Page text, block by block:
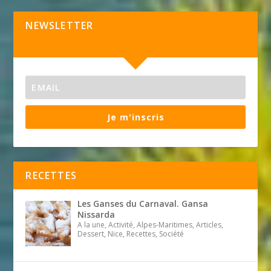
NEWSLETTER
Je m'inscris
RECETTES
Les Ganses du Carnaval. Gansa
Nissarda
A la une, Activité, Alpes-Maritimes, Articles,
Dessert, Nice, Recettes, Société